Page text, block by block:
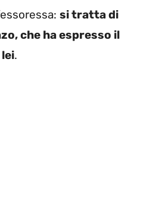
si tratta di
che ha espresso il
.